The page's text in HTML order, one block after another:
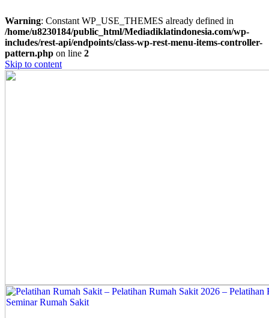
Warning: Constant WP_USE_THEMES already defined in
/home/u8230184/public_html/Mediadiklatindonesia.com/wp-
includes/rest-api/endpoints/class-wp-rest-menu-items-controller-
pattern.php on line 2
Skip to content